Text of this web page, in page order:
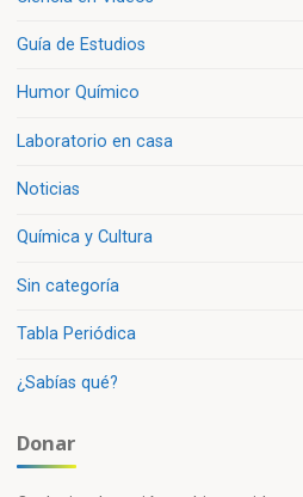
Guía de Estudios
Humor Químico
Laboratorio en casa
Noticias
Química y Cultura
Sin categoría
Tabla Periódica
¿Sabías qué?
Donar